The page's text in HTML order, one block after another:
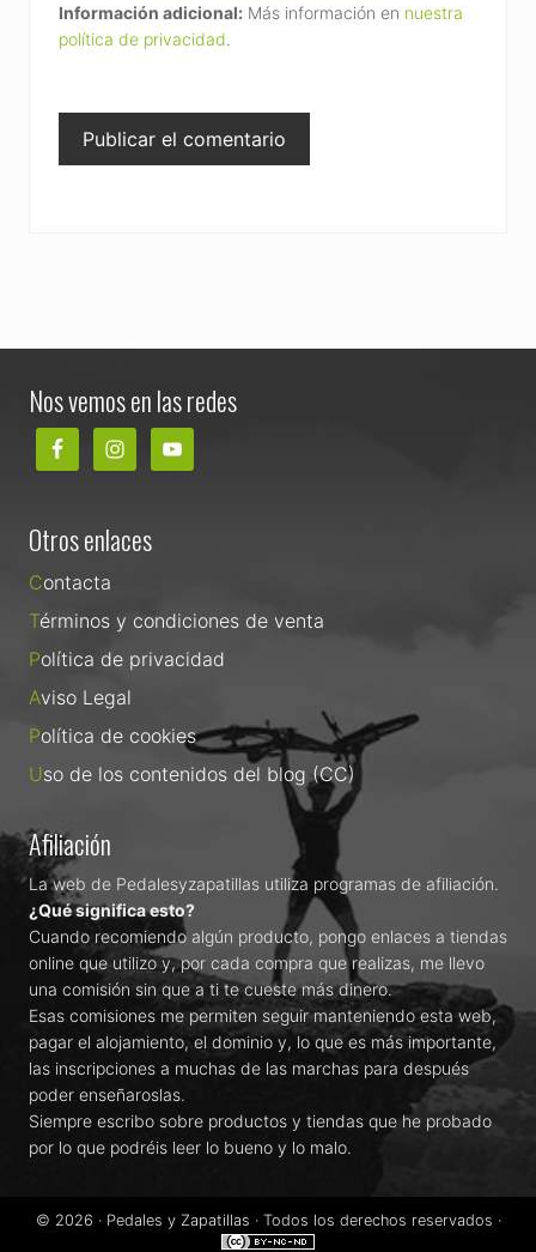
Información adicional: Más información en nuestra
política de privacidad.
Nos vemos en las redes
Otros enlaces
Contacta
Términos y condiciones de venta
Política de privacidad
Aviso Legal
Política de cookies
Uso de los contenidos del blog (CC)
Afiliación
La web de Pedalesyzapatillas utiliza programas de afiliación.
¿Qué significa esto?
Cuando recomiendo algún producto, pongo enlaces a tiendas
online que utilizo y, por cada compra que realizas, me llevo
una comisión sin que a ti te cueste más dinero.
Esas comisiones me permiten seguir manteniendo esta web,
pagar el alojamiento, el dominio y, lo que es más importante,
las inscripciones a muchas de las marchas para después
poder enseñaroslas.
Siempre escribo sobre productos y tiendas que he probado
por lo que podréis leer lo bueno y lo malo.
© 2026 · Pedales y Zapatillas · Todos los derechos reservados ·